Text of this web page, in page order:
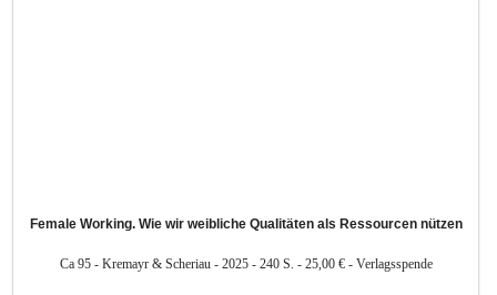
Female Working. Wie wir weibliche Qualitäten als Ressourcen nützen
Ca 95 - Kremayr & Scheriau - 2025 - 240 S. - 25,00 € - Verlagsspende